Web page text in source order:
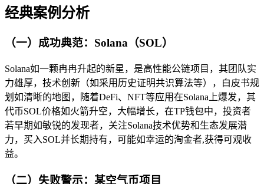
经典案例分析
（一）成功典范：Solana（SOL）
Solana如一颗冉冉升起的新星，是高性能公链项目，其团队实
力雄厚，技术创新（如采用历史证明共识算法等），白皮书规
划如清晰的地图，随着DeFi、NFT等应用在Solana上爆发，其
代币SOL价格如火箭升空，大幅增长，在TP钱包中，投资者
若早期如敏锐的发现者，关注Solana技术优势和生态发展潜
力，买入SOL并长期持有，可能如幸运的淘金者,获得可观收
益。
（二）失败警示：某空气币项目